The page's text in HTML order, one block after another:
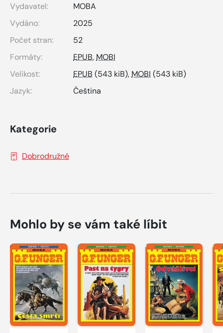
Vydavatel:
MOBA
Vydáno:
2025
Počet stran:
52
Formáty:
EPUB, MOBI
Velikost:
EPUB (543 kiB), MOBI (543 kiB)
Jazyk:
Čeština
Kategorie
Dobrodružné
Mohlo by se vám také líbit